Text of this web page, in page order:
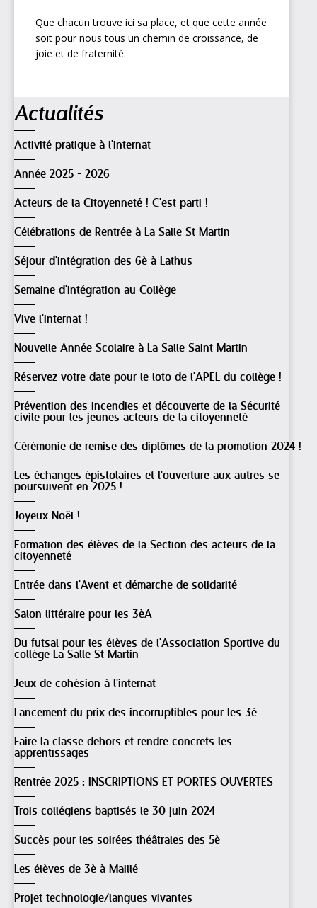
Que chacun trouve ici sa place, et que cette année
soit pour nous tous un chemin de croissance, de
joie et de fraternité.
Actualités
Activité pratique à l'internat
Année 2025 - 2026
Acteurs de la Citoyenneté ! C'est parti !
Célébrations de Rentrée à La Salle St Martin
Séjour d'intégration des 6è à Lathus
Semaine d'intégration au Collège
Vive l'internat !
Nouvelle Année Scolaire à La Salle Saint Martin
Réservez votre date pour le loto de l'APEL du collège !
Prévention des incendies et découverte de la Sécurité
civile pour les jeunes acteurs de la citoyenneté
Cérémonie de remise des diplômes de la promotion 2024 !
Les échanges épistolaires et l'ouverture aux autres se
poursuivent en 2025 !
Joyeux Noël !
Formation des élèves de la Section des acteurs de la
citoyenneté
Entrée dans l'Avent et démarche de solidarité
Salon littéraire pour les 3èA
Du futsal pour les élèves de l'Association Sportive du
collège La Salle St Martin
Jeux de cohésion à l'internat
Lancement du prix des incorruptibles pour les 3è
Faire la classe dehors et rendre concrets les
apprentissages
Rentrée 2025 : INSCRIPTIONS ET PORTES OUVERTES
Trois collégiens baptisés le 30 juin 2024
Succès pour les soirées théâtrales des 5è
Les élèves de 3è à Maillé
Projet technologie/langues vivantes